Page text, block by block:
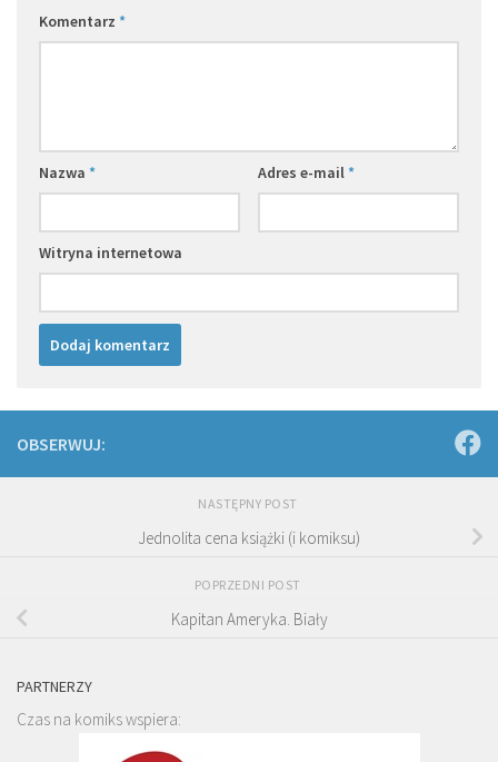
Komentarz *
Nazwa * Adres e-mail*
Witryna internetowa
OBSERWUJ:
NASTĘPNY POST
Jednolita cena książki (i komiksu)
POPRZEDNI POST
Kapitan Ameryka. Biały
PARTNERZY
Czas na komiks wspiera: